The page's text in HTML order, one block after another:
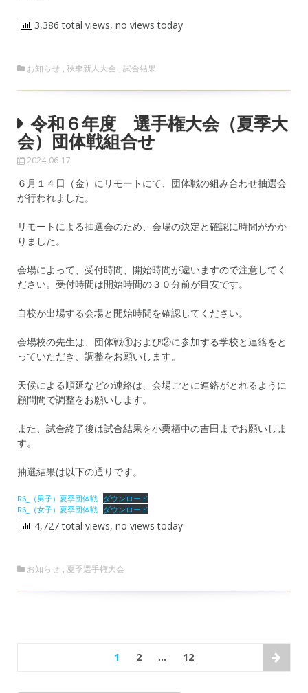
3,386 total views, no views today
お知らせ , 秋季新人大会 , 試合結果
令和６年度 選手権大会（夏季大
会）団体戦組合せ
2024-06-17
６月１４日（金）にリモートにて、団体戦の組み合わせ抽選会
が行われました。
リモートによる抽選会のため、会場の決定と確認に時間がかか
りました。
会場によって、受付時間、開始時間が違いますので注意してく
ださい。受付時間は開始時間の３０分前が目安です。
自校が出場する会場と開始時間を確認してください。
会場校の先生は、団体戦①および②に参加する学校と連絡をと
っていただき、調整をお願いします。
天候による順延などの連絡は、会場ごとに連絡がとれるように
顧問間で調整をお願いします。
また、試合終了後は試合結果を小栗栖中の吉田までお願いしま
す。
抽選結果は以下の通りです。
R6_（男子）夏季団体戦 ダウンロード
R6_（女子）夏季団体戦 ダウンロード
4,727 total views, no views today
お知らせ , 夏季選手権大会
1 2 … 12